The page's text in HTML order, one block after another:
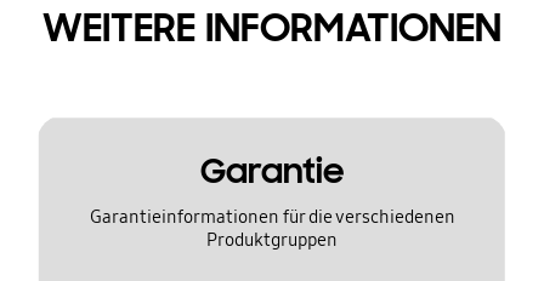
WEITERE INFORMATIONEN
Garantie
Garantieinformationen für die verschiedenen
Produktgruppen